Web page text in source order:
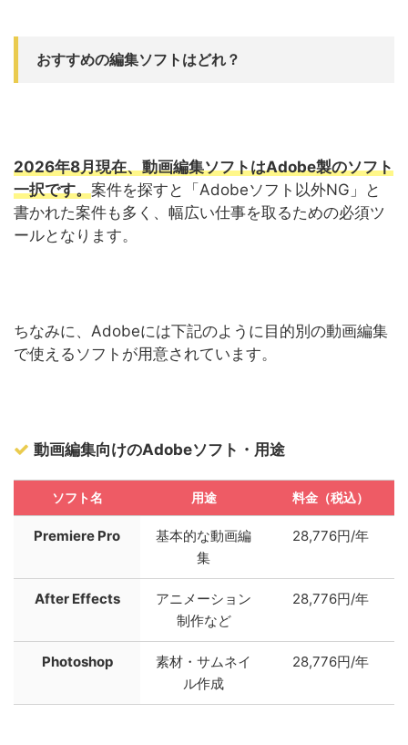
おすすめの編集ソフトはどれ？
2026年8月現在、動画編集ソフトはAdobe製のソフト
一択です。案件を探すと「Adobeソフト以外NG」と
書かれた案件も多く、幅広い仕事を取るための必須ツ
ールとなります。
ちなみに、Adobeには下記のように目的別の動画編集
で使えるソフトが用意されています。
動画編集向けのAdobeソフト・用途
ソフト名 用途 料金（税込）
Premiere Pro
基本的な動画編
集
28,776円/年
After Effects
アニメーション
制作など
28,776円/年
Photoshop
素材・サムネイ
ル作成
28,776円/年